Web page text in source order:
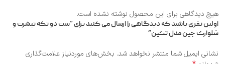
هیچ دیدگاهی برای این محصول نوشته نشده است.
اولین نفری باشید که دیدگاهی را ارسال می کنید برای “ست دو تکه تیشرت و
شلوارک جین مدل تکین”
نشانی ایمیل شما منتشر نخواهد شد. بخش‌های موردنیاز علامت‌گذاری